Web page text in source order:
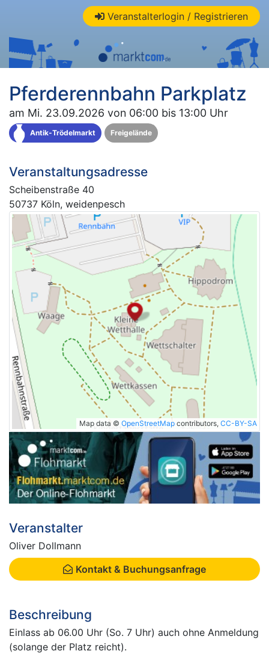
Veranstalterlogin / Registrieren
Pferderennbahn Parkplatz
am Mi. 23.09.2026 von 06:00 bis 13:00 Uhr
Antik-Trödelmarkt Freigelände
Veranstaltungsadresse
Scheibenstraße 40
50737 Köln, weidenpesch
Map data © OpenStreetMap contributors, CC-BY-SA
Veranstalter
Oliver Dollmann
Kontakt & Buchungsanfrage
Beschreibung
Einlass ab 06.00 Uhr (So. 7 Uhr) auch ohne Anmeldung
(solange der Platz reicht).